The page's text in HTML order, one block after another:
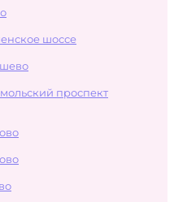
шоссе
проспект